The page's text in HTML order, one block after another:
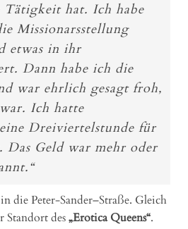
Tätigkeit hat. Ich habe
Missionarsstellung
etwas in ihr
Dann habe ich die
war ehrlich gesagt froh,
Ich hatte
Dreiviertelstunde für
Das Geld war mehr oder
die Peter-Sander–Straße. Gleich
Standort des„Erotica Queens“.